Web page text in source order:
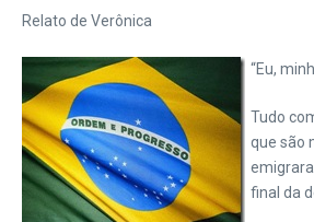
Relato de Verônica
“Eu,
Tudo
que são
final da